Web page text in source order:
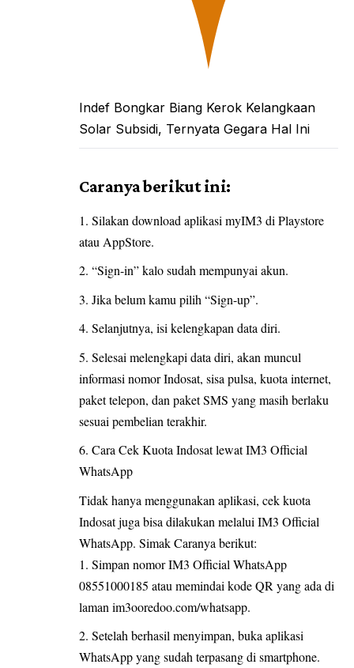
Indef Bongkar Biang Kerok Kelangkaan
Solar Subsidi, Ternyata Gegara Hal Ini
Caranya berikut ini:
Silakan download aplikasi myIM3 di Playstore
atau AppStore.
“Sign-in” kalo sudah mempunyai akun.
Jika belum kamu pilih “Sign-up”.
Selanjutnya, isi kelengkapan data diri.
Selesai melengkapi data diri, akan muncul
informasi nomor Indosat, sisa pulsa, kuota internet,
paket telepon, dan paket SMS yang masih berlaku
sesuai pembelian terakhir.
Cara Cek Kuota Indosat lewat IM3 Official
WhatsApp
Tidak hanya menggunakan aplikasi, cek kuota
Indosat juga bisa dilakukan melalui IM3 Official
WhatsApp. Simak Caranya berikut:
Simpan nomor IM3 Official WhatsApp
08551000185 atau memindai kode QR yang ada di
laman im3ooredoo.com/whatsapp.
Setelah berhasil menyimpan, buka aplikasi
WhatsApp yang sudah terpasang di smartphone.